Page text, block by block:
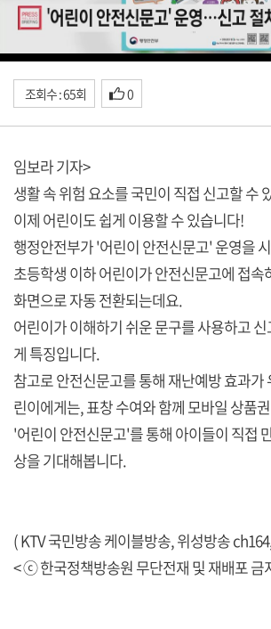
조회수 : 65회 0
임보라 기자>
생활 속 위험 요소를 국민이 직접 신고할 수
이제 어린이도 쉽게 이용할 수 있습니다!
행정안전부가 '어린이 안전신문고' 운영을
초등학생 이하 어린이가 안전신문고에 접속
화면으로 자동 전환되는데요.
어린이가 이해하기 쉬운 문구를 사용하고
게 특징입니다.
참고로 안전신문고를 통해 재난예방 효과가
린이에게는, 표창 수여와 함께 모바일 상품
'어린이 안전신문고'를 통해 아이들이 직접
상을 기대해봅니다.
( KTV 국민방송 케이블방송, 위성방송 ch164,
< ⓒ 한국정책방송원 무단전재 및 재배포 금